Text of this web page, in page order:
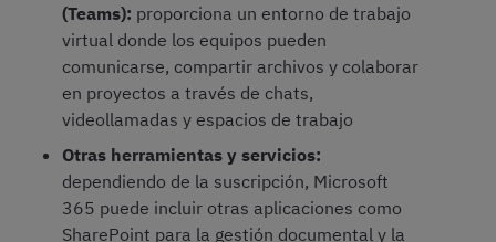
(Teams): proporciona un entorno de trabajo
virtual donde los equipos pueden
comunicarse, compartir archivos y colaborar
en proyectos a través de chats,
videollamadas y espacios de trabajo
Otras herramientas y servicios:
dependiendo de la suscripción, Microsoft
365 puede incluir otras aplicaciones como
SharePoint para la gestión documental y la